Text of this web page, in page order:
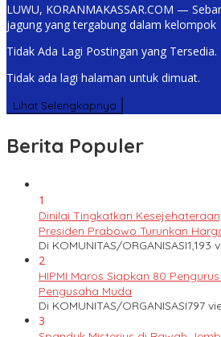
LUWU, KORANMAKASSAR.COM —
jagung yang tergabung dalam kelompok
Tidak Ada Lagi Postingan yang Tersedia.
Tidak ada lagi halaman untuk dimuat.
Lihat Selengkapnya
Berita Populer
1
Dinilai Tingkatkan
Presiden Prabowo Turunkan
Di KOMUNITAS/ORGANISASI1,193
2
HIPMI Maros Siapkan 80
Pengusaha Muda
Di KOMUNITAS/ORGANISASI797
3